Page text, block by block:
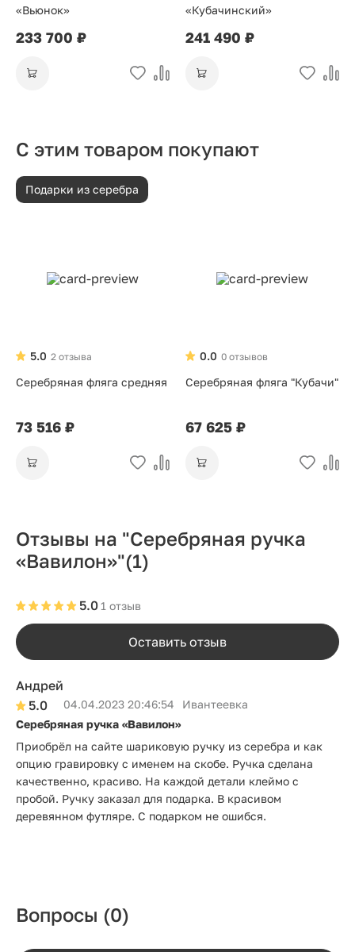
«Вьюнок»
233 700 ₽
«Кубачинский»
241 490 ₽
С этим товаром покупают
Подарки из серебра
2 отзыва
5.0
Серебряная фляга средняя
73 516 ₽
0 отзывов
0.0
Серебряная фляга "Кубачи"
67 625 ₽
Отзывы на "Серебряная ручка
«Вавилон»"(1)
1 отзыв
5.0
Оставить отзыв
Андрей
5.0
04.04.2023 20:46:54
Ивантеевка
Серебряная ручка «Вавилон»
Приобрёл на сайте шариковую ручку из серебра и как
опцию гравировку с именем на скобе. Ручка сделана
качественно, красиво. На каждой детали клеймо с
пробой. Ручку заказал для подарка. В красивом
деревянном футляре. С подарком не ошибся.
Вопросы (0)